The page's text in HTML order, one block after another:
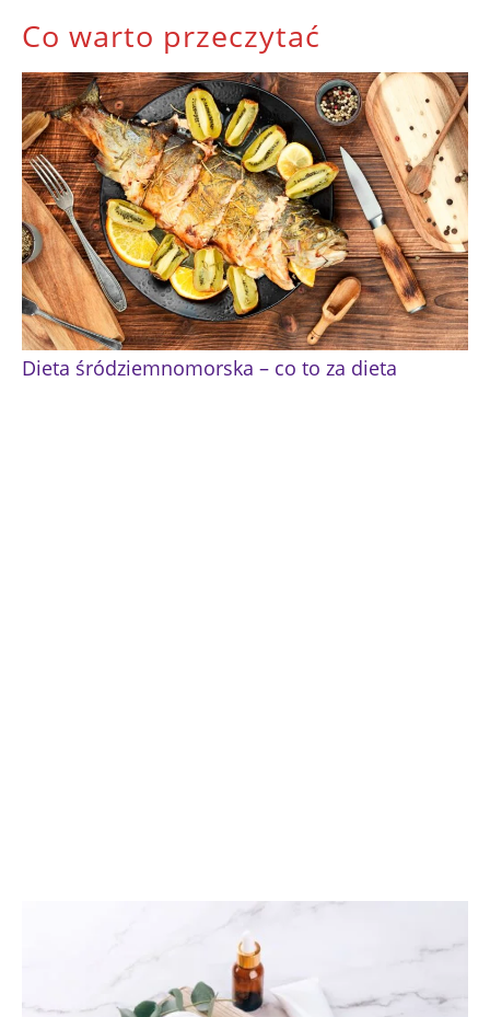
Co warto przeczytać
Dieta śródziemnomorska – co to za dieta